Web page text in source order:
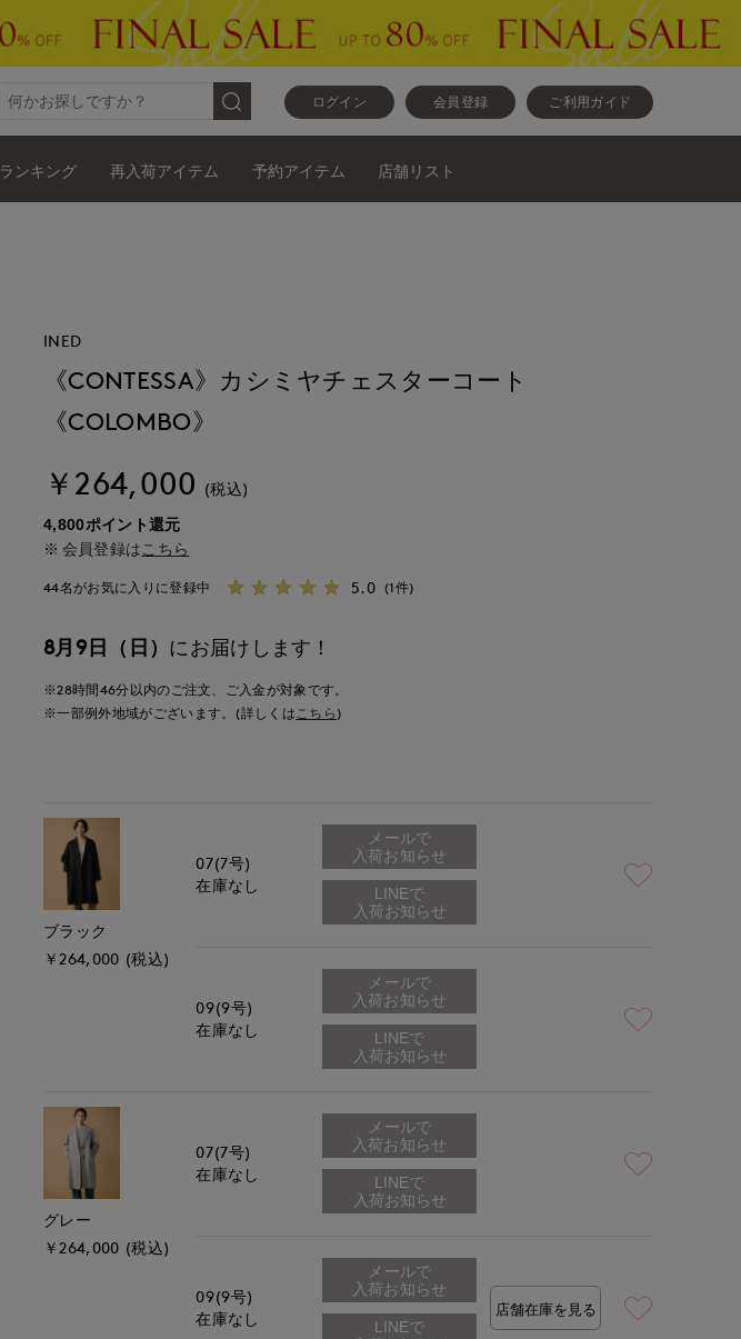
ログイン 会員登録 ご利用ガイド
ランキング 再入荷アイテム 予約アイテム 店舗リスト
着用サイズ:09(M)
INED
《CONTESSA》カシミヤチェスターコート
《COLOMBO》
￥264,000 (税込)
4,800ポイント還元
会員登録は こちら
44名がお気に入りに登録中 5.0 (1件)
8月9日（日） にお届けします！
※28時間46分以内のご注文、ご入金が対象です。
※一部例外地域がございます。(詳しくはこちら )
ブラック
￥264,000 (税込)
07(7号)
在庫なし
メールで
入荷お知らせ
09(9号)
在庫なし
メールで
入荷お知らせ
グレー
￥264,000 (税込)
07(7号)
在庫なし
メールで
入荷お知らせ
09(9号)
在庫なし
メールで
入荷お知らせ
店舗在庫を見る